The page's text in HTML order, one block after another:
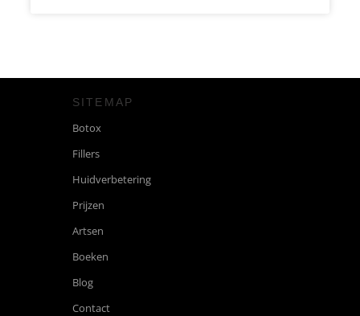
SITEMAP
Botox
Fillers
Huidverbetering
Prijzen
Artsen
Boeken
Blog
Contact